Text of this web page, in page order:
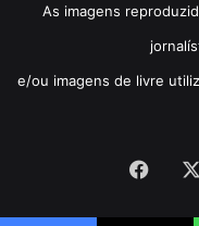
As imagens
e/ou imagens de livre